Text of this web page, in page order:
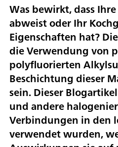
Was bewirkt, dass
abweist oder Ihr
Eigenschaften hat?
die Verwendung von
polyfluorierten
Beschichtung dieser
sein. Dieser
und andere
Verbindungen in den
verwendet wurden,